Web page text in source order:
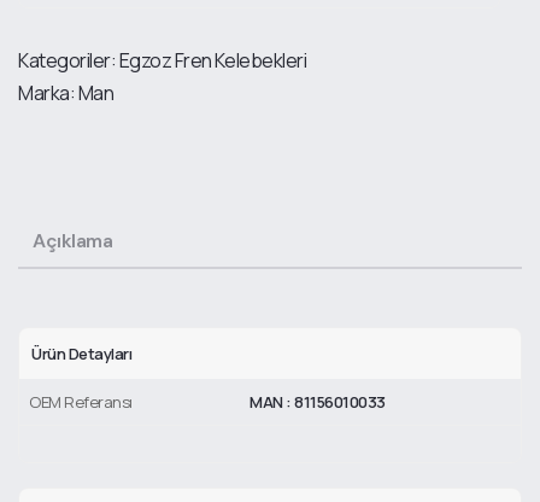
Kategoriler:Egzoz Fren Kelebekleri
Marka:Man
Açıklama
Ürün Detayları
OEM Referansı MAN : 81156010033